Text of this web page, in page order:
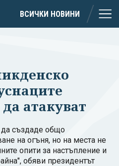
ВСИЧКИ НОВИНИ
атакуват
да създаде общо
на огъня, но на места не
опити за настъпление и
обяви президентът